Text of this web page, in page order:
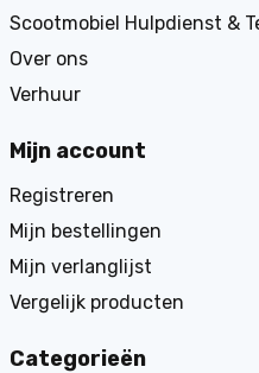
Scootmobiel Hulpdienst &
Over ons
Verhuur
Mijn account
Registreren
Mijn bestellingen
Mijn verlanglijst
Vergelijk producten
Categorieën